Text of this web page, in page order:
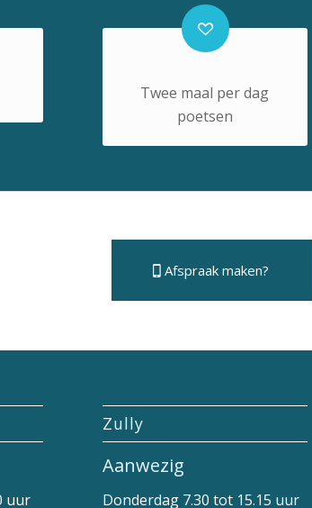
Twee maal per dag
poetsen
Afspraak maken?
uur
Zully
Aanwezig
Donderdag 7.30 tot 15.15 uur